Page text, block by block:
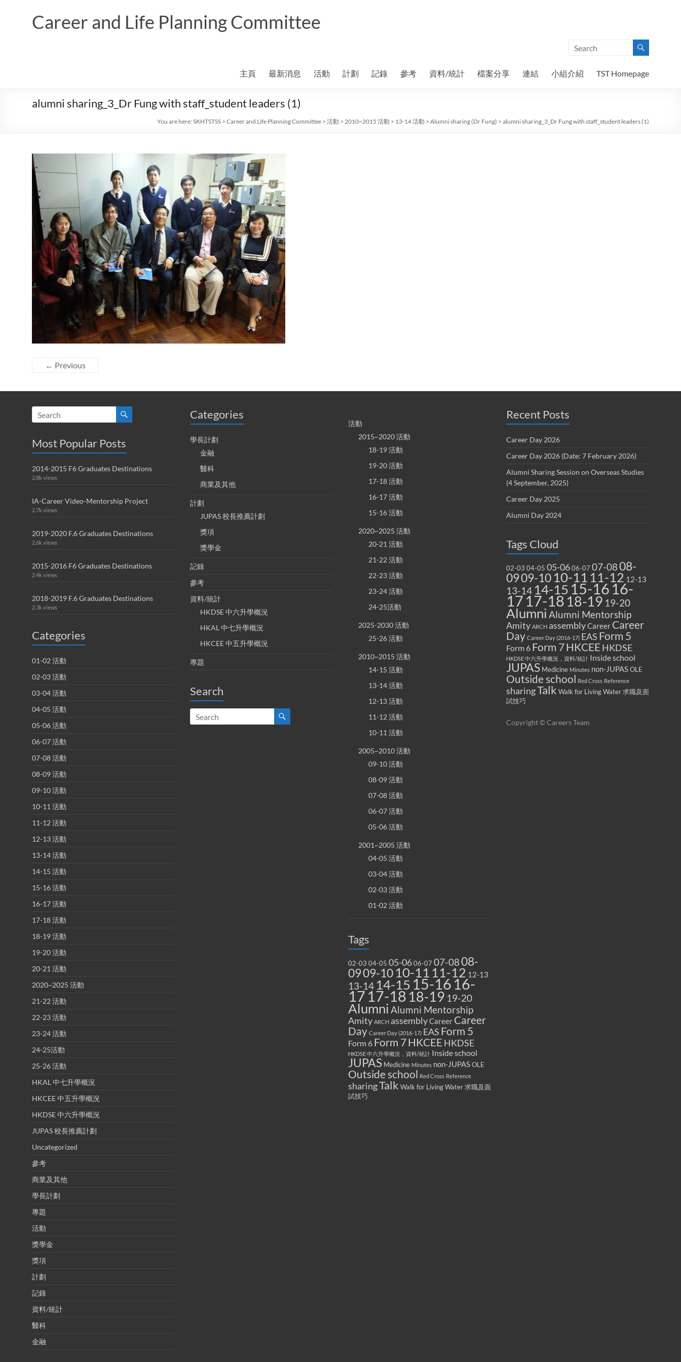
Career and Life Planning Committee
主頁 最新消息 活動 計劃 記錄 參考 資料/統計 檔案分享 連結 小組介紹 TST Homepage
alumni sharing_3_Dr Fung with staff_student leaders (1)
You are here:SKHTSTSS > Career and Life Planning Committee > 活動 > 2010~2015 活動 > 13-14 活動 > Alumni sharing (Dr Fung) > alumni sharing_3_Dr Fung with staff_student leaders (1)
← Previous
Most Popular Posts
2014-2015 F6 Graduates Destinations
2.8k views
IA-Career Video-Mentorship Project
2.7k views
2019-2020 F.6 Graduates Destinations
2.6k views
2015-2016 F6 Graduates Destinations
2.4k views
2018-2019 F.6 Graduates Destinations
2.3k views
Categories
01-02 活動
02-03 活動
03-04 活動
04-05 活動
05-06 活動
06-07 活動
07-08 活動
08-09 活動
09-10 活動
10-11 活動
11-12 活動
12-13 活動
13-14 活動
14-15 活動
15-16 活動
16-17 活動
17-18 活動
18-19 活動
19-20 活動
20-21 活動
2020~2025 活動
21-22 活動
22-23 活動
23-24 活動
24-25活動
25-26 活動
HKAL 中七升學概況
HKCEE 中五升學概況
HKDSE 中六升學概況
JUPAS 校長推薦計劃
Uncategorized
參考
商業及其他
學長計劃
專題
活動
獎學金
獎項
計劃
記錄
資料/統計
醫科
金融
Categories
學長計劃
金融
醫科
商業及其他
計劃
JUPAS 校長推薦計劃
獎項
獎學金
記錄
參考
資料/統計
HKDSE 中六升學概況
HKAL 中七升學概況
HKCEE 中五升學概況
專題
Search
活動
2015~2020 活動
18-19 活動
19-20 活動
17-18 活動
16-17 活動
15-16 活動
2020~2025 活動
20-21 活動
21-22 活動
22-23 活動
23-24 活動
24-25活動
2025-2030 活動
25-26 活動
2010~2015 活動
14-15 活動
13-14 活動
12-13 活動
11-12 活動
10-11 活動
2005~2010 活動
09-10 活動
08-09 活動
07-08 活動
06-07 活動
05-06 活動
2001~2005 活動
04-05 活動
03-04 活動
02-03 活動
01-02 活動
Tags
02-03 04-05 05-0606-07 07-0808-
0909-10 10-11 11-12 12-13
13-14 14-15 15-16 16-
17 17-18 18-19 19-20
Alumni Alumni Mentorship
Amity ARCH assemblyCareer Career
Day Career Day (2016-17) EAS Form 5
Form 6 Form 7HKCEE HKDSE
HKDSE 中六升學概況，資料/統計 Inside school
JUPAS Medicine Minutes non-JUPASOLE
Outside school Red Cross Reference
sharingTalk Walk for Living Water求職及面
試技巧
Recent Posts
Career Day 2026
Career Day 2026 (Date: 7 February 2026)
Alumni Sharing Session on Overseas Studies
(4 September, 2025)
Career Day 2025
Alumni Day 2024
Tags Cloud
02-03 04-05 05-0606-07 07-0808-
0909-10 10-11 11-12 12-13
13-14 14-15 15-16 16-
17 17-18 18-19 19-20
Alumni Alumni Mentorship
Amity ARCH assemblyCareer Career
Day Career Day (2016-17) EAS Form 5
Form 6 Form 7HKCEE HKDSE
HKDSE 中六升學概況，資料/統計 Inside school
JUPAS Medicine Minutes non-JUPASOLE
Outside school Red Cross Reference
sharingTalk Walk for Living Water求職及面
試技巧
Copyright © Careers Team